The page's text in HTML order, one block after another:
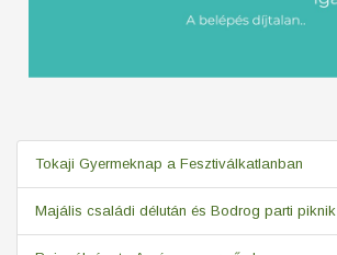
Tokaji Gyermeknap a Fesztiválkatlanban
Majális családi délután és Bodrog parti piknik